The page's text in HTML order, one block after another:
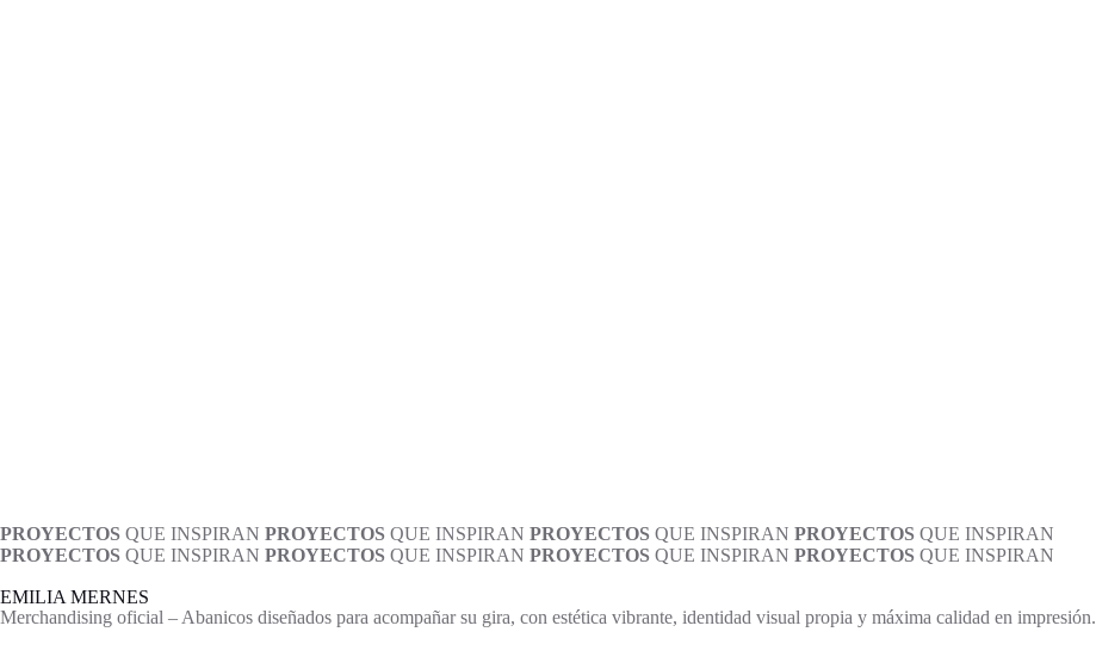
PROYECTOS QUE INSPIRAN PROYECTOS QUE INSPIRAN PROYECTOS QUE INSPIRAN PROYECTOS QUE INSPIRAN
PROYECTOS QUE INSPIRAN PROYECTOS QUE INSPIRAN PROYECTOS QUE INSPIRAN PROYECTOS QUE INSPIRAN
EMILIA MERNES
Merchandising oficial – Abanicos diseñados para acompañar su gira, con estética vibrante, identidad visual propia y máxima calidad en impresión.